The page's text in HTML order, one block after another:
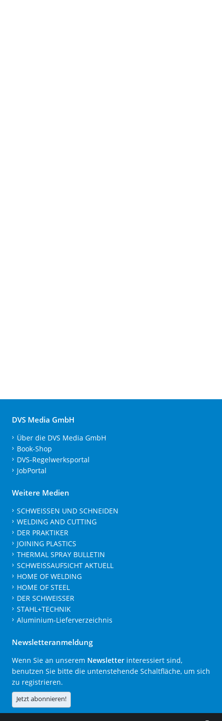
DVS Media GmbH
Über die DVS Media GmbH
Book-Shop
DVS-Regelwerksportal
JobPortal
Weitere Medien
SCHWEISSEN UND SCHNEIDEN
WELDING AND CUTTING
DER PRAKTIKER
JOINING PLASTICS
THERMAL SPRAY BULLETIN
SCHWEISSAUFSICHT AKTUELL
HOME OF WELDING
HOME OF STEEL
DER SCHWEISSER
STAHL+TECHNIK
Aluminium-Lieferverzeichnis
Newsletteranmeldung
Wenn Sie an unserem Newsletter interessiert sind,
benutzen Sie bitte die untenstehende Schaltfläche, um sich
zu registrieren.
Jetzt abonnieren!